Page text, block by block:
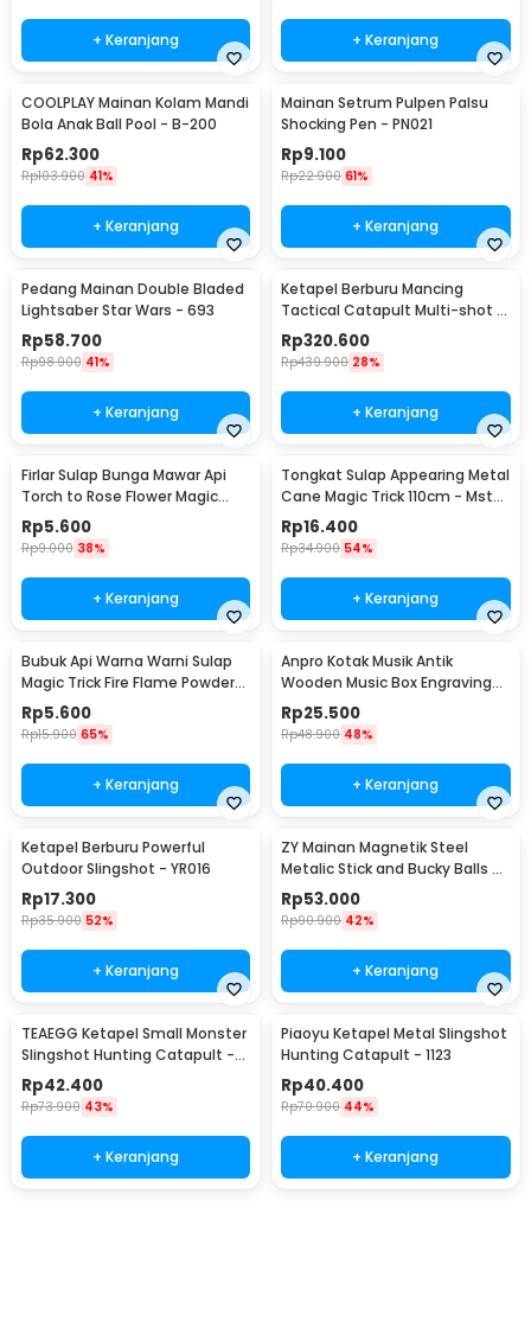
+ Keranjang + Keranjang
COOLPLAY Mainan Kolam Mandi
Bola Anak Ball Pool - B-200
Rp62.300
Rp103.900 41%
+ Keranjang
Mainan Setrum Pulpen Palsu
Shocking Pen - PN021
Rp9.100
Rp22.900 61%
+ Keranjang
Pedang Mainan Double Bladed
Lightsaber Star Wars - 693
Rp58.700
Rp98.900 41%
+ Keranjang
Ketapel Berburu Mancing
Tactical Catapult Multi-shot -
KMSS
Rp320.600
Rp439.900 28%
+ Keranjang
Firlar Sulap Bunga Mawar Api
Torch to Rose Flower Magic
Trick - 82120
Rp5.600
Rp9.000 38%
+ Keranjang
Tongkat Sulap Appearing Metal
Cane Magic Trick 110cm - Mstk-
002
Rp16.400
Rp34.900 54%
+ Keranjang
Bubuk Api Warna Warni Sulap
Magic Trick Fire Flame Powder
15g - YY064
Rp5.600
Rp15.900 65%
+ Keranjang
Anpro Kotak Musik Antik
Wooden Music Box Engraving
Harry Potter - ADQ0194
Rp25.500
Rp48.900 48%
+ Keranjang
Ketapel Berburu Powerful
Outdoor Slingshot - YR016
Rp17.300
Rp35.900 52%
+ Keranjang
ZY Mainan Magnetik Steel
Metalic Stick and Bucky Balls -
005
Rp53.000
Rp90.900 42%
+ Keranjang
TEAEGG Ketapel Small Monster
Slingshot Hunting Catapult -
JH8171
Rp42.400
Rp73.900 43%
+ Keranjang
Piaoyu Ketapel Metal Slingshot
Hunting Catapult - 1123
Rp40.400
Rp70.900 44%
+ Keranjang